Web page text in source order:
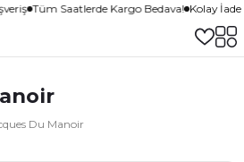
Tüm Saatlerde Kargo Bedava! Kolay
Du Manoir